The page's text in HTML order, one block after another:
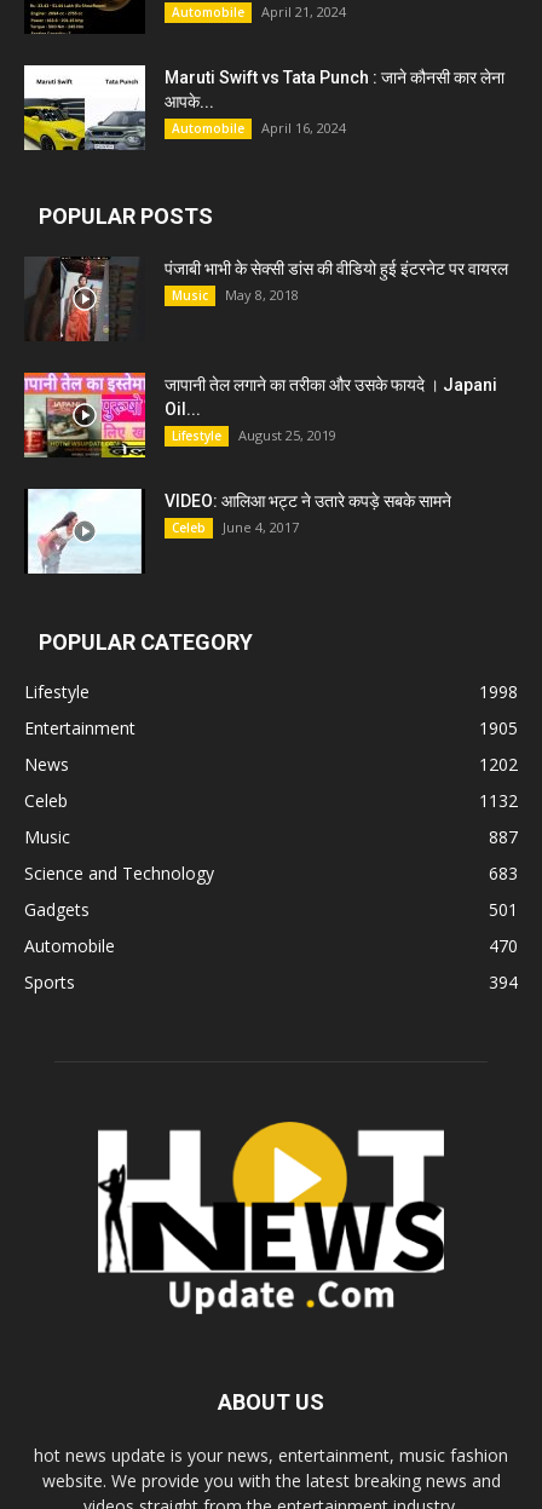
Automobile April 21, 2024
Maruti Swift vs Tata Punch : जाने कौनसी कार लेना
आपके...
Automobile April 16, 2024
POPULAR POSTS
पंजाबी भाभी के सेक्सी डांस की वीडियो हुई इंटरनेट पर वायरल
Music May 8, 2018
जापानी तेल लगाने का तरीका और उसके फायदे । Japani
Oil...
Lifestyle August 25, 2019
VIDEO: आलिआ भट्ट ने उतारे कपड़े सबके सामने
Celeb June 4, 2017
POPULAR CATEGORY
Lifestyle
1998
Entertainment
1905
News
1202
Celeb
1132
Music
887
Science and Technology
683
Gadgets
501
Automobile
470
Sports
394
ABOUT US
hot news update is your news, entertainment, music fashion
website. We provide you with the latest breaking news and